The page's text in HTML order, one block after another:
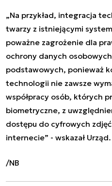
„Na przykład, integracja
twarzy z istniejącymi
poważne zagrożenie dla
ochrony danych
podstawowych, ponieważ
technologii nie zawsze
współpracy osób, których
biometryczne, z
dostępu do cyfrowych
internecie” - wskazał Urząd.
/NB